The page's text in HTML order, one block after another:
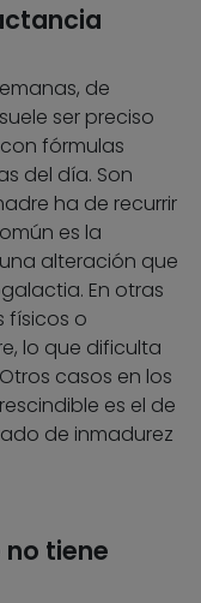
de
ser preciso
fórmulas
del día. Son
ha de recurrir
es la
alteración que
En otras
físicos o
lo que dificulta
casos en los
es el de
de inmadurez
tiene